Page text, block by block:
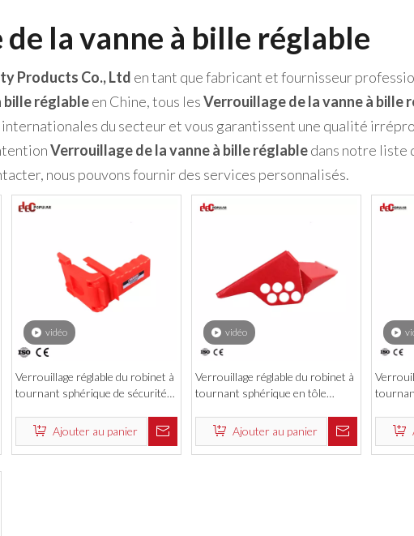
la vanne à bille réglable
Products Co., Ltd en tant que fabricant et fournisseur
bille réglableen Chine, tous lesVerrouillage de la vanne à bille
du secteur et vous garantissent une qualité
Verrouillage de la vanne à bille réglabledans notre liste
nous pouvons fournir des services personnalisés.
vidéo
Verrouillage réglable du robinet à
tournant sphérique de sécurité
haute résistance
Ajouter au panier
vidéo
Verrouillage réglable du robinet à
tournant sphérique en tôle
Ajouter au panier
durable